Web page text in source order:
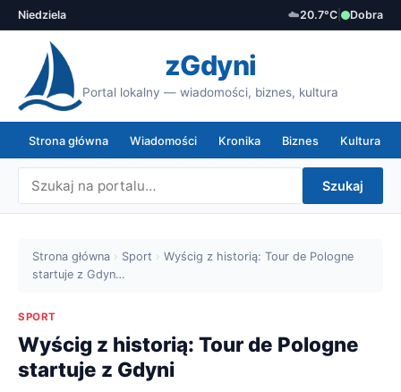
Niedziela ☁️20.7°C Dobra
zGdyni
Portal lokalny — wiadomości, biznes, kultura
Strona główna Wiadomości Kronika Biznes Kultura
Szukaj
Strona główna › Sport › Wyścig z historią: Tour de Pologne
startuje z Gdyn…
SPORT
Wyścig z historią: Tour de Pologne
startuje z Gdyni